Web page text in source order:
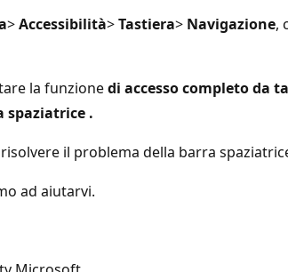
>Accessibilità>Tastiera> Navigazione,
la funzionedi accesso completo da
spaziatrice .
il problema della barra
ad aiutarvi.